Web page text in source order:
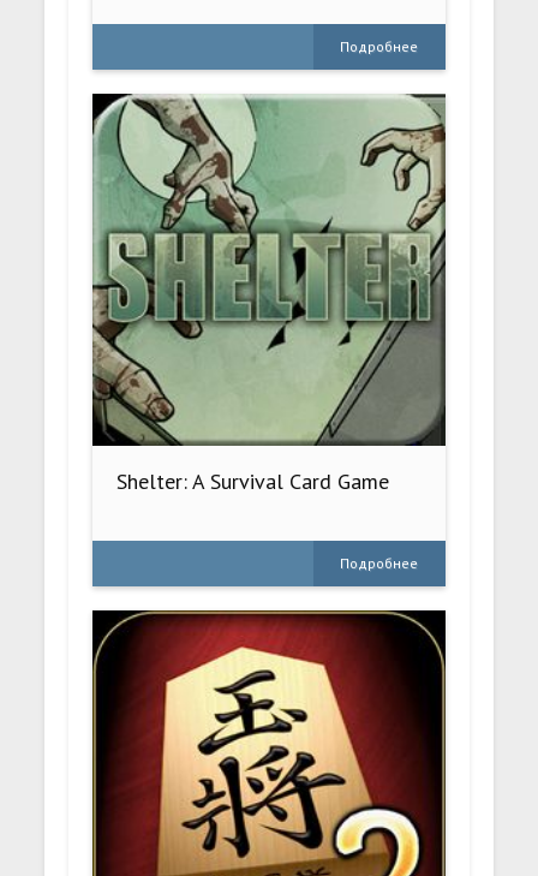
Подробнее
Shelter: A Survival Card Game
Подробнее